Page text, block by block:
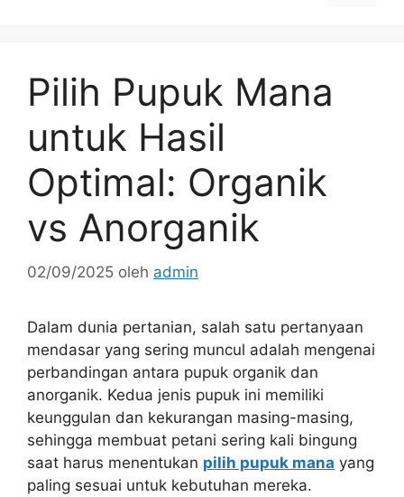
Pilih Pupuk Mana
untuk Hasil
Optimal: Organik
vs Anorganik
02/09/2025 oleh admin
Dalam dunia pertanian, salah satu pertanyaan
mendasar yang sering muncul adalah mengenai
perbandingan antara pupuk organik dan
anorganik. Kedua jenis pupuk ini memiliki
keunggulan dan kekurangan masing-masing,
sehingga membuat petani sering kali bingung
saat harus menentukan pilih pupuk mana yang
paling sesuai untuk kebutuhan mereka.